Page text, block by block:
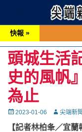
快報 »
頭城生活
史的風帆
為止
Posted
2023-01-06 Autor尖端新
【記者林柏夆／宜蘭